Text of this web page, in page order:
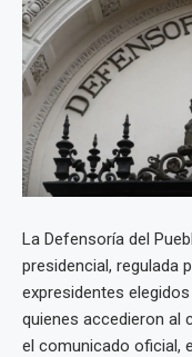
La Defensoría del
presidencial, regulada
expresidentes
quienes accedieron al
el comunicado oficial,